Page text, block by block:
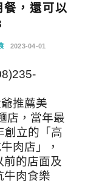
，還可以
2023-04-01
推薦美
店，當年最
創立的「高
肉店」，
前的店面及
牛肉食樂